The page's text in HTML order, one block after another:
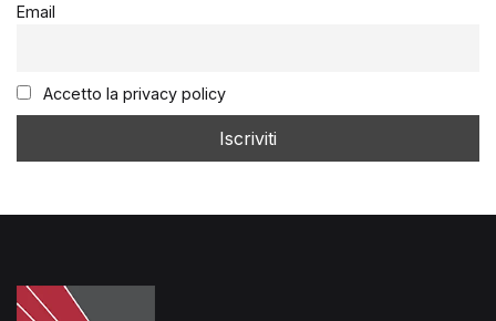
Email
Accetto la privacy policy